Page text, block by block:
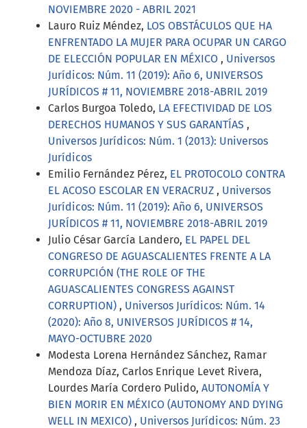
NOVIEMBRE 2020 - ABRIL 2021
Lauro Ruiz Méndez, LOS OBSTÁCULOS QUE HA
ENFRENTADO LA MUJER PARA OCUPAR UN CARGO
DE ELECCIÓN POPULAR EN MÉXICO , Universos
Jurídicos: Núm. 11 (2019): Año 6, UNIVERSOS
JURÍDICOS # 11, NOVIEMBRE 2018-ABRIL 2019
Carlos Burgoa Toledo, LA EFECTIVIDAD DE LOS
DERECHOS HUMANOS Y SUS GARANTÍAS ,
Universos Jurídicos: Núm. 1 (2013): Universos
Jurídicos
Emilio Fernández Pérez, EL PROTOCOLO CONTRA
EL ACOSO ESCOLAR EN VERACRUZ , Universos
Jurídicos: Núm. 11 (2019): Año 6, UNIVERSOS
JURÍDICOS # 11, NOVIEMBRE 2018-ABRIL 2019
Julio César García Landero, EL PAPEL DEL
CONGRESO DE AGUASCALIENTES FRENTE A LA
CORRUPCIÓN (THE ROLE OF THE
AGUASCALIENTES CONGRESS AGAINST
CORRUPTION) , Universos Jurídicos: Núm. 14
(2020): Año 8, UNIVERSOS JURÍDICOS # 14,
MAYO-OCTUBRE 2020
Modesta Lorena Hernández Sánchez, Ramar
Mendoza Díaz, Carlos Enrique Levet Rivera,
Lourdes María Cordero Pulido, AUTONOMÍA Y
BIEN MORIR EN MÉXICO (AUTONOMY AND DYING
WELL IN MEXICO) , Universos Jurídicos: Núm. 23